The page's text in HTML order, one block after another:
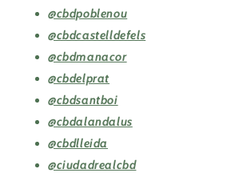
@cbdpoblenou
@cbdcastelldefels
@cbdmanacor
@cbdelprat
@cbdsantboi
@cbdalandalus
@cbdlleida
@ciudadrealcbd